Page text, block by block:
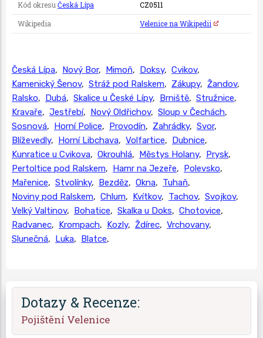
Kód okresuČeská Lípa
CZ0511
Wikipedia
Velenice na Wikipedii
Česká Lípa, Nový Bor, Mimoň, Doksy, Cvikov,
Kamenický Šenov, Stráž pod Ralskem, Zákupy, Žandov,
Ralsko, Dubá, Skalice u České Lípy, Brniště, Stružnice,
Kravaře, Jestřebí, Nový Oldřichov, Sloup v Čechách,
Sosnová, Horní Police, Provodín, Zahrádky, Svor,
Blíževedly, Horní Libchava, Volfartice, Dubnice,
Kunratice u Cvikova, Okrouhlá, Městys Holany, Prysk,
Pertoltice pod Ralskem, Hamr na Jezeře, Polevsko,
Mařenice, Stvolínky, Bezděz, Okna, Tuhaň,
Noviny pod Ralskem, Chlum, Kvítkov, Tachov, Svojkov,
Velký Valtinov, Bohatice, Skalka u Doks, Chotovice,
Radvanec, Krompach, Kozly, Ždírec, Vrchovany,
Slunečná, Luka, Blatce,
Dotazy & Recenze:
Pojištění Velenice